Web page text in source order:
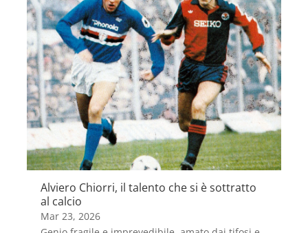
Alviero Chiorri, il talento che si è sottratto
al calcio
Mar 23, 2026